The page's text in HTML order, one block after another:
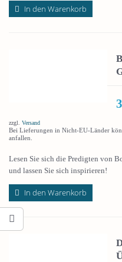
In den Warenkorb
zzgl. Versand
Bei Lieferungen in Nicht-EU-Länder
anfallen.
Lesen Sie sich die Predigten von
und lassen Sie sich inspirieren!
In den Warenkorb